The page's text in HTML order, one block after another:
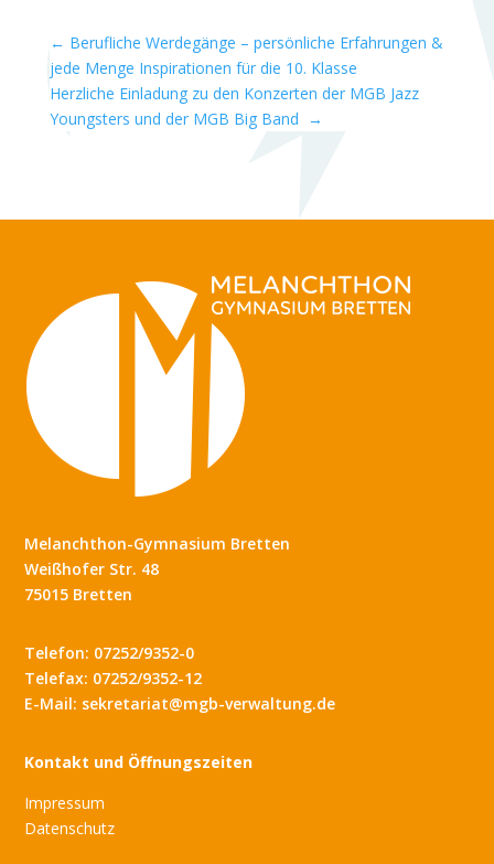
← Berufliche Werdegänge – persönliche Erfahrungen &
jede Menge Inspirationen für die 10. Klasse
Herzliche Einladung zu den Konzerten der MGB Jazz
Youngsters und der MGB Big Band →
Melanchthon-Gymnasium Bretten
Weißhofer Str. 48
75015 Bretten
Telefon: 07252/9352-0
Telefax: 07252/9352-12
E-Mail: sekretariat@mgb-verwaltung.de
Kontakt und Öffnungszeiten
Impressum
Datenschutz